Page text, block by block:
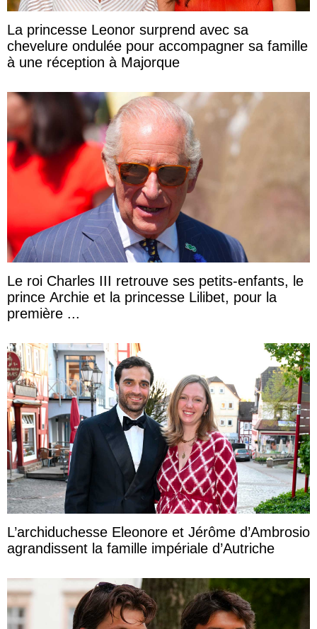
La princesse Leonor surprend avec sa
chevelure ondulée pour accompagner sa famille
à une réception à Majorque
Le roi Charles III retrouve ses petits-enfants, le
prince Archie et la princesse Lilibet, pour la
première ...
L’archiduchesse Eleonore et Jérôme d’Ambrosio
agrandissent la famille impériale d’Autriche